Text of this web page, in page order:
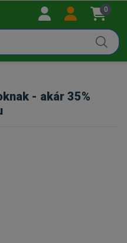
0
- akár 35%